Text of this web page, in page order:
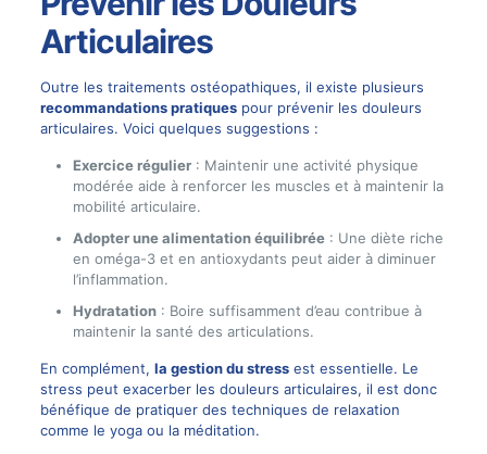
Articulaires
Outre les traitements ostéopathiques, il existe plusieurs
recommandations pratiquespour prévenir les douleurs
articulaires. Voici quelques suggestions :
Exercice régulier: Maintenir une activité physique
modérée aide à renforcer les muscles et à maintenir la
mobilité articulaire.
Adopter une alimentation équilibrée: Une diète riche
en oméga-3 et en antioxydants peut aider à diminuer
l’inflammation.
Hydratation: Boire suffisamment d’eau contribue à
maintenir la santé des articulations.
En complément, la gestion du stressest essentielle. Le
stress peut exacerber les douleurs articulaires, il est donc
bénéfique de pratiquer des techniques de relaxation
comme le yoga ou la méditation.